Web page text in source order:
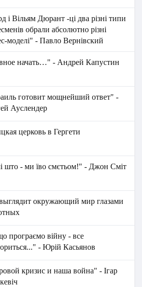
і Вільям Дюрант -ці два різні типи
обрали абсолютно різні
моделі" - Павло Вернівский
начать…" - Андрей Капустин
готовит мощнейший ответ" -
Ауслендер
церковь в Гергети
што - ми їво смєтьом!" - Джон Сміт
окружающий мир глазами
програємо війну - все
- Юрій Касьянов
кризис и наша война" - Ігар